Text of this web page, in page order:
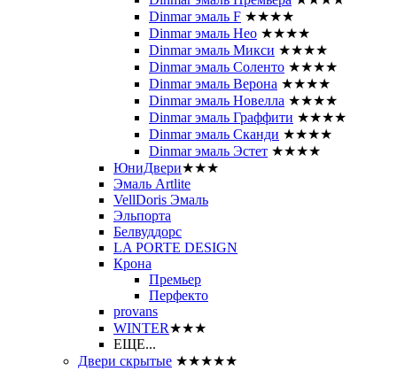
Dinmar эмаль F ★★★★
Dinmar эмаль Нео ★★★★
Dinmar эмаль Микси ★★★★
Dinmar эмаль Соленто ★★★★
Dinmar эмаль Верона ★★★★
Dinmar эмаль Новелла ★★★★
Dinmar эмаль Граффити ★★★★
Dinmar эмаль Сканди ★★★★
Dinmar эмаль Эстет ★★★★
ЮниДвери★★★
Эмаль Artlite
VellDoris Эмаль
Эльпорта
Белвуддорс
LA PORTE DESIGN
Крона
Премьер
Перфекто
provans
WINTER★★★
ЕЩЕ...
Двери скрытые ★★★★★